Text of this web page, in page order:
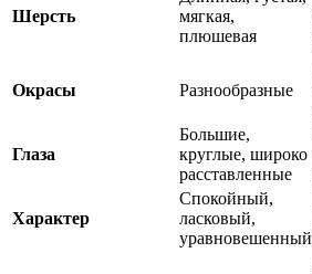
Шерсть
мягкая,
плюшевая
Окрасы Разнообразные
Глаза
Большие,
круглые, широко
расставленные
Характер
Спокойный,
ласковый,
уравновешенный